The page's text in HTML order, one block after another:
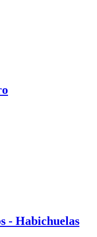
- Habichuelas